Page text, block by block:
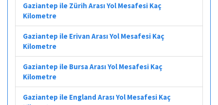
Gaziantep ile Zürih Arası Yol Mesafesi Kaç
Kilometre
Gaziantep ile Erivan Arası Yol Mesafesi Kaç
Kilometre
Gaziantep ile Bursa Arası Yol Mesafesi Kaç
Kilometre
Gaziantep ile England Arası Yol Mesafesi Kaç